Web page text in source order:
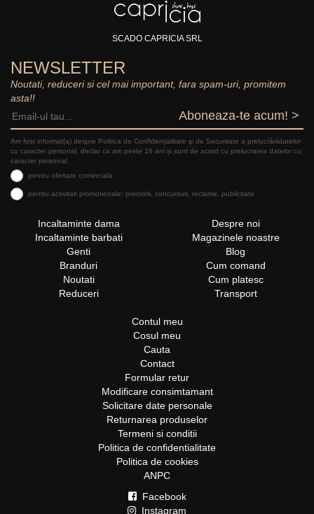
SCADO CAPRICIA SRL
NEWSLETTER
Noutati, reduceri si cel mai important, fara spam-uri, promitem
asta!!
Aboneaza-te acum! >
Am fost informat(a) despre Politica de Confidențialitate şi de Securitate a prelucrăriidatelor
cu caracter personal, declar ca am peste 16 ani și sunt de acord cu prelucrarea datelor cu
caracter personal:
pentru ofertare comerciala
pentru activitati promotionale: promotii, concursuri, reclame, publicitate
Incaltaminte dama
Incaltaminte barbati
Genti
Branduri
Noutati
Reduceri
Despre noi
Magazinele noastre
Blog
Cum comand
Cum platesc
Transport
Contul meu
Cosul meu
Cauta
Contact
Formular retur
Modificare consimtamant
Solicitare date personale
Returnarea produselor
Termeni si conditii
Politica de confidentialitate
Politica de cookies
ANPC
Facebook
Instagram